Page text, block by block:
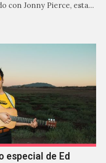
con Jonny Pierce, esta
especial de Ed